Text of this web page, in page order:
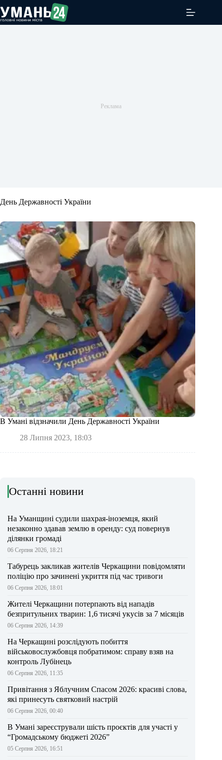
до
вмісту
День Державності України
В Умані відзначили День Державності України
28 Липня 2023, 18:03
Останні новини
На Уманщині судили шахрая-іноземця, який
незаконно здавав землю в оренду: суд повернув
ділянки громаді
06 Серпня 2026, 18:21
Табурець закликав жителів Черкащини повідомляти
поліцію про зачинені укриття під час тривоги
06 Серпня 2026, 18:01
Жителі Черкащини потерпають від нападів
безпритульних тварин: 1,6 тисячі укусів за 7 місяців
06 Серпня 2026, 14:39
На Черкащині розслідують побиття
військовослужбовця побратимом: справу взяв на
контроль Лубінець
06 Серпня 2026, 11:35
Привітання з Яблучним Спасом 2026: красиві слова,
які принесуть святковий настрій
06 Серпня 2026, 00:40
В Умані зареєстрували шість проєктів для участі у
“Громадському бюджеті 2026”
05 Серпня 2026, 16:51